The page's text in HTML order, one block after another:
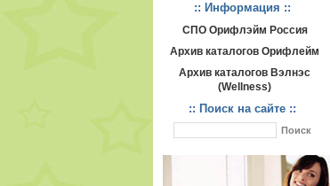
:: Информация ::
СПО Орифлэйм Россия
Архив каталогов Орифлейм
Архив каталогов Вэлнэс
(Wellness)
:: Поиск на сайте ::